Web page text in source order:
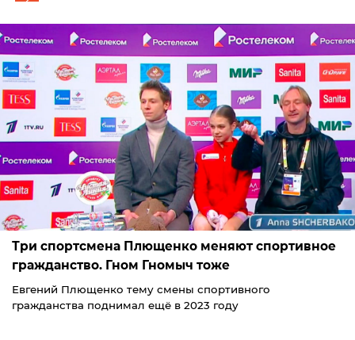
Три спортсмена Плющенко меняют спортивное
гражданство. Гном Гномыч тоже
Евгений Плющенко тему смены спортивного
гражданства поднимал ещё в 2023 году